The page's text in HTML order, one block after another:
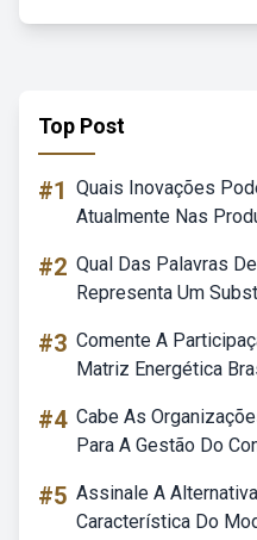
Top Post
#1 Quais Inovações
Atualmente Nas
#2 Qual Das Palavras
Representa Um
#3 Comente A
Matriz Energética
#4 Cabe As
Para A Gestão Do
#5 Assinale A
Característica Do